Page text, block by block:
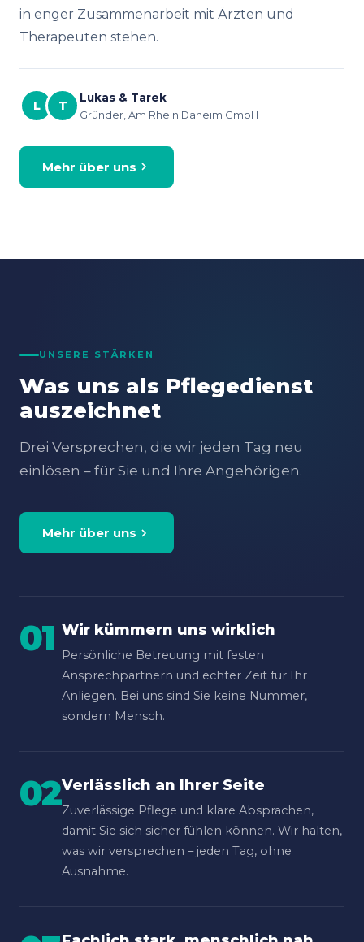
in enger Zusammenarbeit mit Ärzten und
Therapeuten stehen.
L T
Lukas & Tarek
Gründer, Am Rhein Daheim GmbH
Mehr über uns
UNSERE STÄRKEN
Was uns als Pflegedienst
auszeichnet
Drei Versprechen, die wir jeden Tag neu
einlösen – für Sie und Ihre Angehörigen.
Mehr über uns
01 Wir kümmern uns wirklich
Persönliche Betreuung mit festen
Ansprechpartnern und echter Zeit für Ihr
Anliegen. Bei uns sind Sie keine Nummer,
sondern Mensch.
02Verlässlich an Ihrer Seite
Zuverlässige Pflege und klare Absprachen,
damit Sie sich sicher fühlen können. Wir halten,
was wir versprechen – jeden Tag, ohne
Ausnahme.